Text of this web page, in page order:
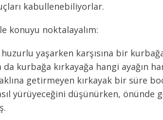
kabullenebiliyorlar.
konuyu noktalayalım:
yaşarken karşısına bir
da kurbağa kırkayağa hangi ayağın
getirmeyen kırkayak bir süre
yürüyeceğini düşünürken, önünde